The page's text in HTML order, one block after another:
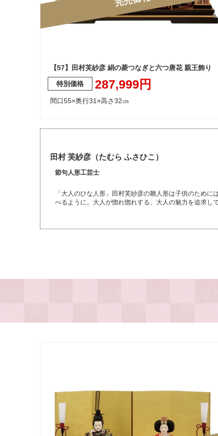
【57】田村芙紗彦 絹の菱つなぎと六つ唐花 親王飾り
287,999円
間口55×奥行31×高さ32㎝
田村 芙紗彦（たむら ふさひこ）
節句人形工芸士
「大人のひな人形」田村芙紗彦の雛人形は子供のため
べるように。大人が惚れ惚れする、大人の魅力を追求し